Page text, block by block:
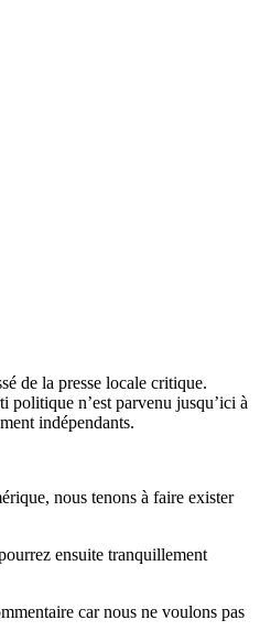
de la presse locale critique.
politique n’est parvenu jusqu’ici à
indépendants.
nous tenons à faire exister
ensuite tranquillement
car nous ne voulons pas